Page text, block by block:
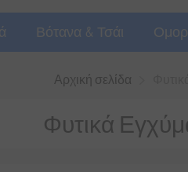
Βότανα & Τσάι
Αρχική σελίδα
Φυτικά